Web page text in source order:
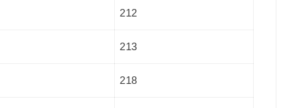
212
213
218